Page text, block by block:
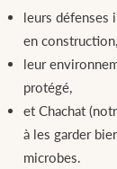
leurs défenses
en construction,
leur
protégé,
et Chachat
à les garder
microbes.